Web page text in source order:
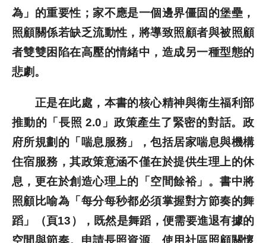
為」的重要性；家不應是一個邊界僵固的堡壘，
照顧關係若缺乏流動性，將導致照顧者與被照顧
者雙雙困陷在高壓的情緒中，造成另一種型態的
悲劇。
正是在此處，本書的核心精神與衛生福利部
推動的「長照 2.0」政策產生了緊密的對話。政
府所規劃的「喘息服務」，包括居家喘息與機構
住宿服務，其政策意涵不僅在於提供生理上的休
息，更在於創造心理上的「空間餘裕」。書中將
照顧比喻為「每分每秒都必須掌握對方節奏的舞
蹈」（頁13），既然是舞蹈，便需要進退有據的
空間與節奏。申請長照資源、使用社區照顧關懷